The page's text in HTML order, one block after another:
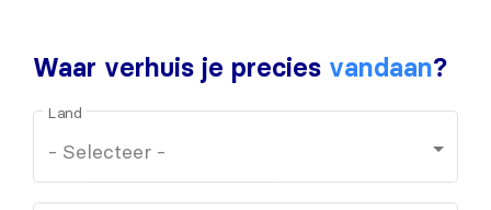
Waar verhuis je precies vandaan?
Land